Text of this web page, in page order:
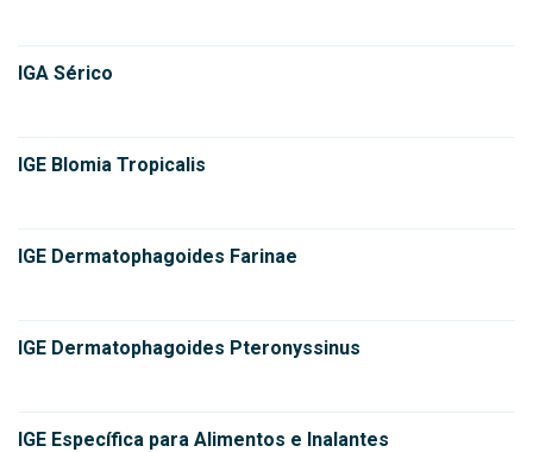
IGA Sérico
IGE Blomia Tropicalis
IGE Dermatophagoides Farinae
IGE Dermatophagoides Pteronyssinus
IGE Específica para Alimentos e Inalantes